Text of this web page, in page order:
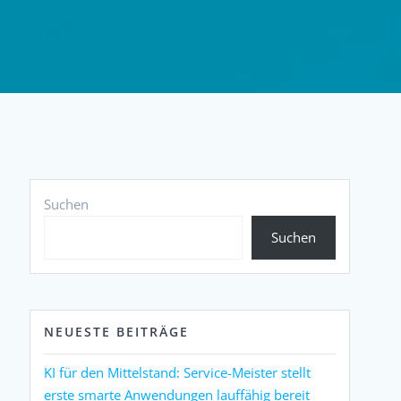
Suchen
Suchen
NEUESTE BEITRÄGE
KI für den Mittelstand: Service-Meister stellt
erste smarte Anwendungen lauffähig bereit